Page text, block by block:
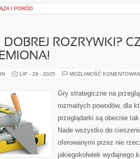
I PORÓD
ROZRYWKI?
LIP - 29 - 2025 MOŻLIWOŚĆ
Gry strategiczne na
rozmaitych powodów, dla
przeglądarki są obecnie
Nade wszystko do
oferowanymi przez nie
jakiegokolwiek wydajnego